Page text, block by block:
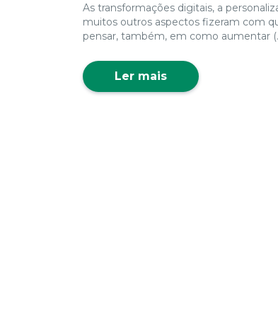
As transformações digitais, a
muitos outros aspectos fizeram com
pensar, também, em como aumentar
Ler mais